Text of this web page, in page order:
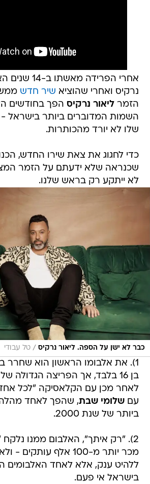
אחרי הפרידה
נרקיס ואחרי שהוציא שיר חדש
הזמרליאור נרקיס הפך בחודשים
השמות המדוברים ביותר בישראל
שלו לא יורד מהכותרות.
שכנראה שלא ידעתם על הזמר
לא ייתקע רק בראש שלנו.
כבר לא ישן על הספה. ליאור נרקיס / טל עבודי
בן 16 בלבד, אך הפריצה הגדולה
לאחר מכן עם הקלאסיקה "לכל
עםשלומי שבת, שהפך לאחד
ביותר של שנת 2000.
2). "רק איתך", האלבום ממנו
מכר יותר מ-100 אלף
ללהיט ענק, אלא לאחד האלבומים
בישראל אי פעם.